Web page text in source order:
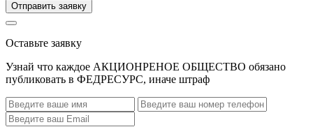
Отправить заявку
Оставьте заявку
Узнай что каждое АКЦИОНРЕНОЕ ОБЩЕСТВО обязано
публиковать в ФЕДРЕСУРС, иначе штраф